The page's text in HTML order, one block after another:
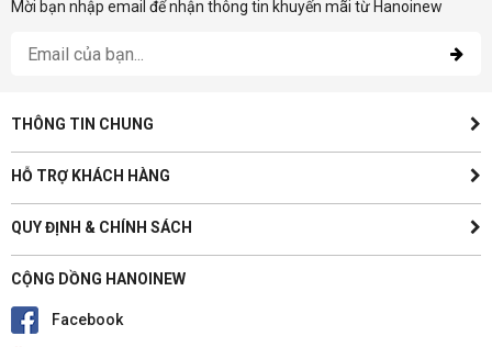
Mời bạn nhập email để nhận thông tin khuyến mãi từ Hanoinew
THÔNG TIN CHUNG
HỖ TRỢ KHÁCH HÀNG
QUY ĐỊNH & CHÍNH SÁCH
CỘNG DỒNG HANOINEW
Facebook